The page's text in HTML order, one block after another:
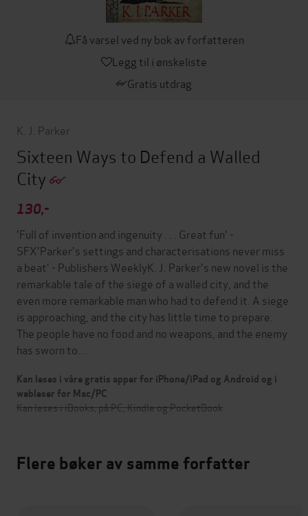
Få varsel ved ny bok av forfatteren
Legg til i ønskeliste
Gratis utdrag
K. J. Parker
Sixteen Ways to Defend a Walled
City
130,-
'Full of invention and ingenuity . . . Great fun' -
SFX'Parker's settings and characterisations never miss
a beat' - Publishers WeeklyK. J. Parker's new novel is the
remarkable tale of the siege of a walled city, and the
even more remarkable man who had to defend it. A siege
is approaching, and the city has little time to prepare.
The people have no food and no weapons, and the enemy
has sworn to…
Kan leses i våre gratis apper for iPhone/iPad og Android og i
webleser for Mac/PC
Kan leses i iBooks, på PC, Kindle og PocketBook
Flere bøker av samme forfatter